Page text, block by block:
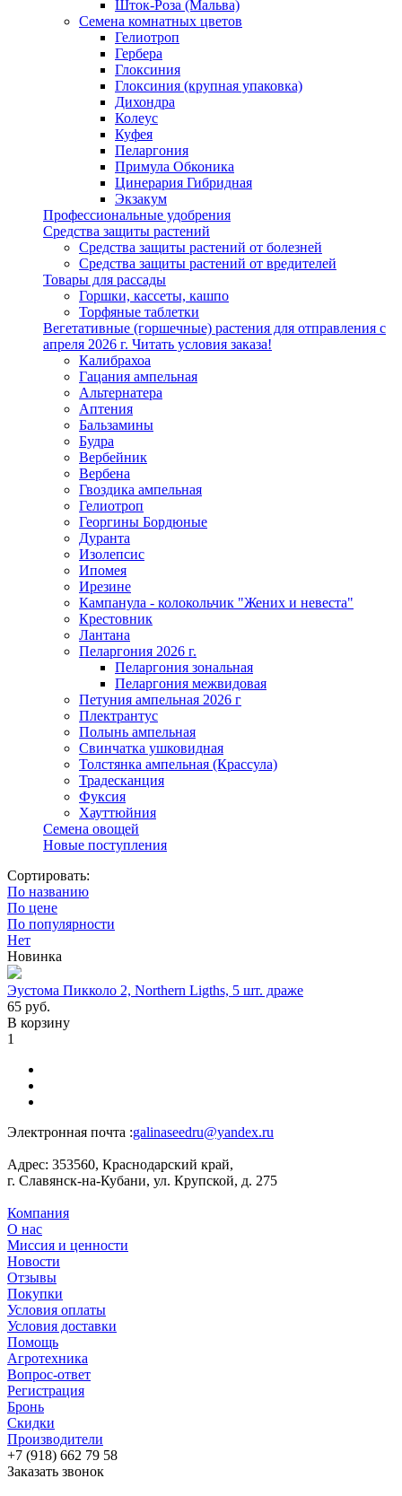
Шток-Роза (Мальва)
Семена комнатных цветов
Гелиотроп
Гербера
Глоксиния
Глоксиния (крупная упаковка)
Дихондра
Колеус
Куфея
Пеларгония
Примула Обконика
Цинерария Гибридная
Экзакум
Профессиональные удобрения
Средства защиты растений
Средства защиты растений от болезней
Средства защиты растений от вредителей
Товары для рассады
Горшки, кассеты, кашпо
Торфяные таблетки
Вегетативные (горшечные) растения для отправления с
апреля 2026 г. Читать условия заказа!
Калибрахоа
Гацания ампельная
Альтернатера
Аптения
Бальзамины
Будра
Вербейник
Вербена
Гвоздика ампельная
Гелиотроп
Георгины Бордюные
Дуранта
Изолепсис
Ипомея
Ирезине
Кампанула - колокольчик "Жених и невеста"
Крестовник
Лантана
Пеларгония 2026 г.
Пеларгония зональная
Пеларгония межвидовая
Петуния ампельная 2026 г
Плектрантус
Полынь ампельная
Свинчатка ушковидная
Толстянка ампельная (Крассула)
Традесканция
Фуксия
Хауттюйния
Семена овощей
Новые поступления
Сортировать:
По названию
По цене
По популярности
Нет
Новинка
Эустома Пикколо 2, Northern Ligths, 5 шт. драже
65 руб.
В корзину
1
Электронная почта :galinaseedru@yandex.ru
Адрес: 353560, Краснодарский край,
г. Славянск-на-Кубани, ул. Крупской, д. 275
Компания
О нас
Миссия и ценности
Новости
Отзывы
Покупки
Условия оплаты
Условия доставки
Помощь
Агротехника
Вопрос-ответ
Регистрация
Бронь
Скидки
Производители
+7 (918) 662 79 58
Заказать звонок